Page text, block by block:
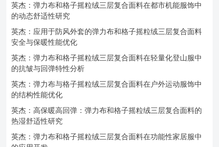
英杰：弹力布和格子摇粒绒三层复合面料在都市机能服饰中
的动态舒适性研究
英杰：应用于防风外套的弹力布和格子摇粒绒三层复合面料
安全与保暖性能优化
英杰：弹力布和格子摇粒绒三层复合面料在轻量化登山服中
的抗皱与回弹特性分析
英杰：弹力布与格子摇粒绒三层复合面料在户外运动服饰中
的结构性能优化
英杰：高保暖高回弹：弹力布和格子摇粒绒三层复合面料的
热湿舒适性研究
英杰：弹力布和格子摇粒绒三层复合面料在功能性家居服中